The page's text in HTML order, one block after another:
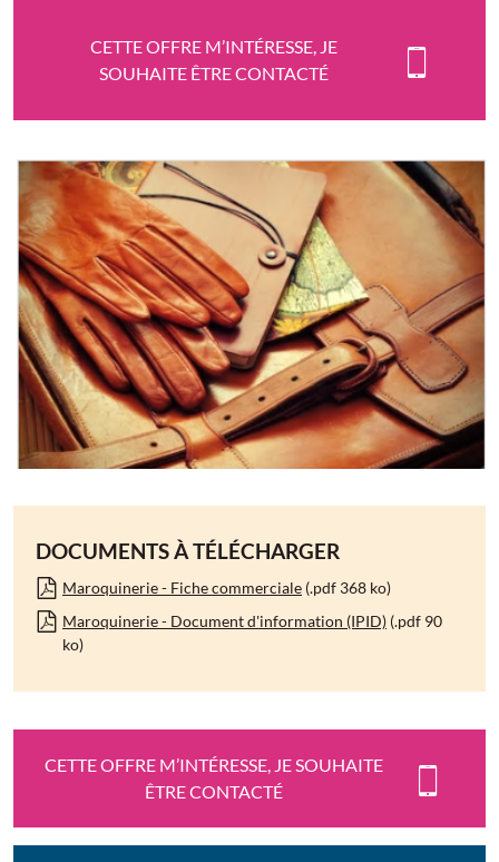
CETTE OFFRE M’INTÉRESSE, JE
SOUHAITE ÊTRE CONTACTÉ
DOCUMENTS À TÉLÉCHARGER
Maroquinerie - Fiche commerciale (.pdf 368 ko)
Maroquinerie - Document d'information (IPID) (.pdf 90
ko)
CETTE OFFRE M’INTÉRESSE, JE SOUHAITE
ÊTRE CONTACTÉ